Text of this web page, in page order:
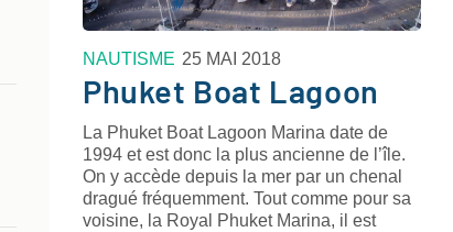
NAUTISME 25 MAI 2018
Phuket Boat Lagoon
La Phuket Boat Lagoon Marina date de
1994 et est donc la plus ancienne de l’île.
On y accède depuis la mer par un chenal
dragué fréquemment. Tout comme pour sa
voisine, la Royal Phuket Marina, il est